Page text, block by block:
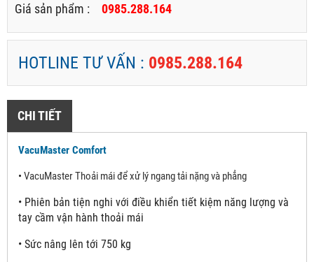
Giá sản phẩm : 0985.288.164
HOTLINE TƯ VẤN : 0985.288.164
CHI TIẾT
VacuMaster Comfort
• VacuMaster Thoải mái để xử lý ngang tải nặng và phẳng
• Phiên bản tiện nghi với điều khiển tiết kiệm năng lượng và
tay cầm vận hành thoải mái
• Sức nâng lên tới 750 kg